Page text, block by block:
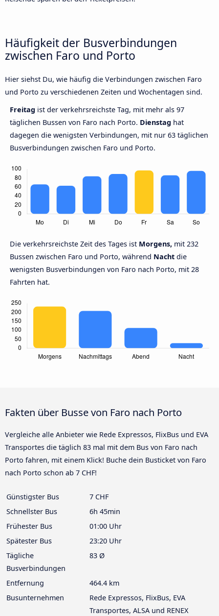
Häufigkeit der Busverbindungen
zwischen Faro und Porto
Hier siehst Du, wie häufig die Verbindungen zwischen Faro
und Porto zu verschiedenen Zeiten und Wochentagen sind.
Freitag ist der verkehrsreichste Tag, mit mehr als 97
täglichen Bussen von Faro nach Porto. Dienstag hat
dagegen die wenigsten Verbindungen, mit nur 63 täglichen
Busverbindungen zwischen Faro und Porto.
Die verkehrsreichste Zeit des Tages ist Morgens, mit 232
Bussen zwischen Faro und Porto, während Nacht die
wenigsten Busverbindungen von Faro nach Porto, mit 28
Fahrten hat.
Fakten über Busse von Faro nach Porto
Vergleiche alle Anbieter wie Rede Expressos, FlixBus und EVA
Transportes die täglich 83 mal mit dem Bus von Faro nach
Porto fahren, mit einem Klick! Buche dein Busticket von Faro
nach Porto schon ab 7 CHF!
Günstigster Bus
7 CHF
Schnellster Bus
6h 45min
Frühester Bus
01:00 Uhr
Spätester Bus
23:20 Uhr
Tägliche
Busverbindungen
83 Ø
Entfernung
464.4 km
Busunternehmen
Rede Expressos, FlixBus, EVA
Transportes, ALSA und RENEX